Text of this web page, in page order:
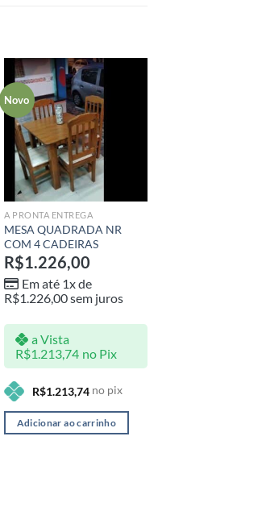
Novo
Adicionar
aos meus
desejos
A PRONTA ENTREGA
MESA QUADRADA NR
COM 4 CADEIRAS
R$1.226,00
Em até 1x de
R$1.226,00sem juros
a Vista
R$1.213,74 no Pix
R$1.213,74no pix
Adicionar ao carrinho